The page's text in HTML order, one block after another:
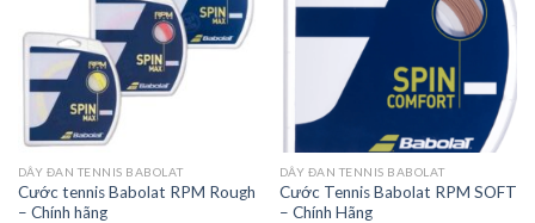
DÂY ĐAN TENNIS BABOLAT
Cước tennis Babolat RPM Rough
– Chính hãng
DÂY ĐAN TENNIS BABOLAT
Cước Tennis Babolat RPM SOFT
– Chính Hãng